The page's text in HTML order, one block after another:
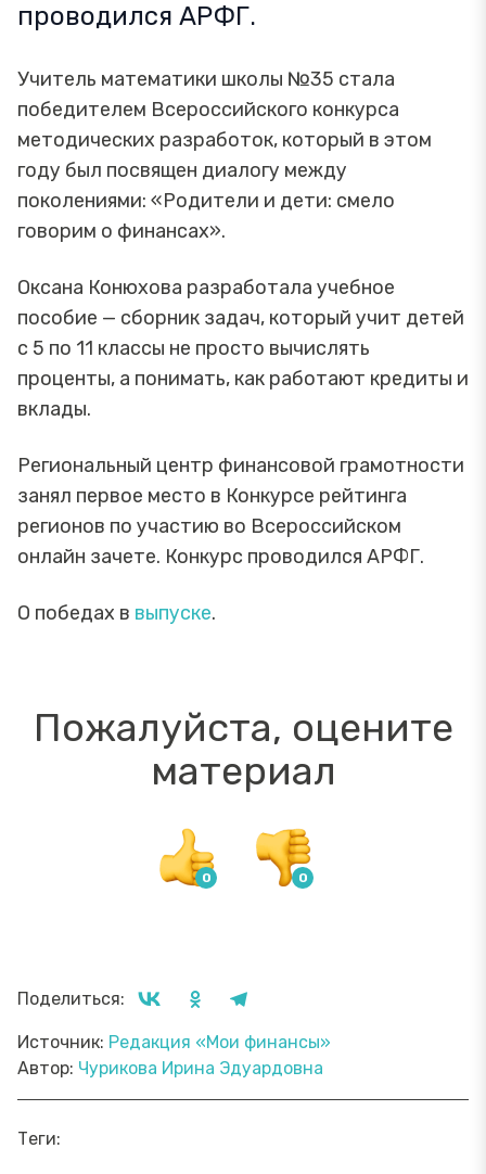
проводился АРФГ.
Учитель математики школы №35 стала
победителем Всероссийского конкурса
методических разработок, который в этом
году был посвящен диалогу между
поколениями: «Родители и дети: смело
говорим о финансах».
Оксана Конюхова разработала учебное
пособие — сборник задач, который учит детей
с 5 по 11 классы не просто вычислять
проценты, а понимать, как работают кредиты и
вклады.
Региональный центр финансовой грамотности
занял первое место в Конкурсе рейтинга
регионов по участию во Всероссийском
онлайн зачете. Конкурс проводился АРФГ.
О победах в выпуске.
Пожалуйста, оцените
материал
Поделиться:
Источник: Редакция «Мои финансы»
Автор: Чурикова Ирина Эдуардовна
Теги: